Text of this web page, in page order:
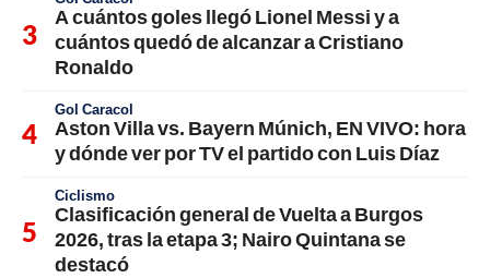
A cuántos goles llegó Lionel Messi y a
cuántos quedó de alcanzar a Cristiano
Ronaldo
Gol Caracol
Aston Villa vs. Bayern Múnich, EN VIVO: hora
y dónde ver por TV el partido con Luis Díaz
Ciclismo
Clasificación general de Vuelta a Burgos
2026, tras la etapa 3; Nairo Quintana se
destacó